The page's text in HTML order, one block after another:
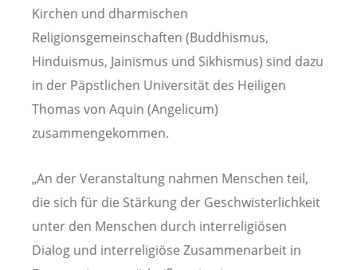
Kirchen und dharmischen
Religionsgemeinschaften (Buddhismus,
Hinduismus, Jainismus und Sikhismus) sind dazu
in der Päpstlichen Universität des Heiligen
Thomas von Aquin (Angelicum)
zusammengekommen.
„An der Veranstaltung nahmen Menschen teil,
die sich für die Stärkung der Geschwisterlichkeit
unter den Menschen durch interreligiösen
Dialog und interreligiöse Zusammenarbeit in